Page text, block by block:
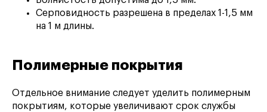
Серповидность разрешена в пределах 1-1,5 мм
на 1 м длины.
Полимерные покрытия
Отдельное внимание следует уделить полимерным
покрытиям, которые увеличивают срок службы